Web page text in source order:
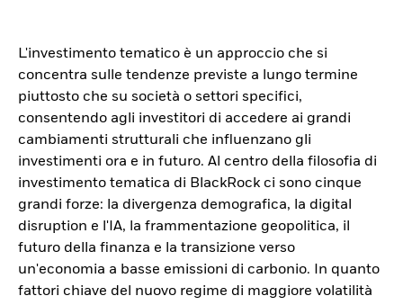
L'investimento tematico è un approccio che si
concentra sulle tendenze previste a lungo termine
piuttosto che su società o settori specifici,
consentendo agli investitori di accedere ai grandi
cambiamenti strutturali che influenzano gli
investimenti ora e in futuro. Al centro della filosofia di
investimento tematica di BlackRock ci sono cinque
grandi forze: la divergenza demografica, la digital
disruption e l'IA, la frammentazione geopolitica, il
futuro della finanza e la transizione verso
un'economia a basse emissioni di carbonio. In quanto
fattori chiave del nuovo regime di maggiore volatilità